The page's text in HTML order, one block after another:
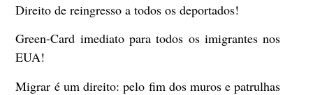
Direito de reingresso a todos os deportados!
Green-Card imediato para todos os imigrantes nos
EUA!
Migrar é um direito: pelo fim dos muros e patrulhas